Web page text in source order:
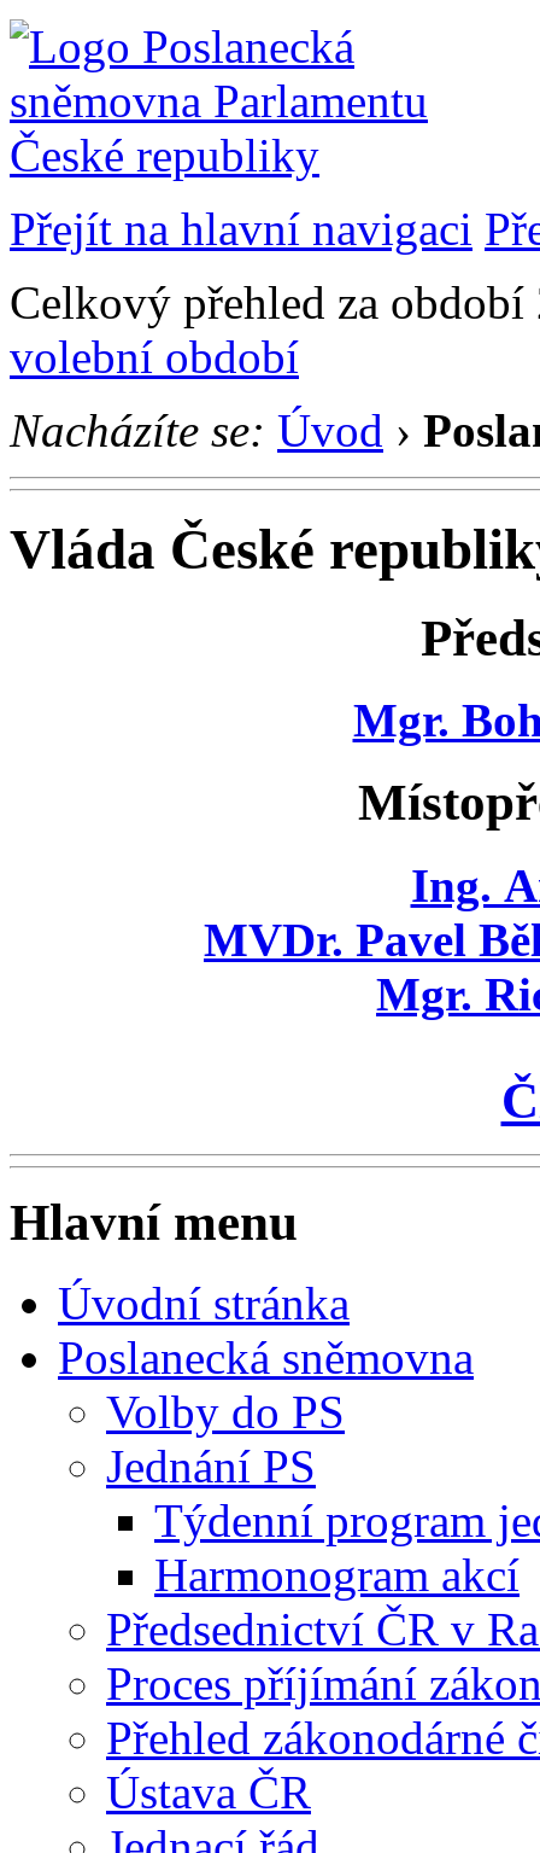
Přejít na hlavní navigaci
Celkový přehled za
volební období
Nacházíte se: Úvod ›
Vláda České
Mgr.
Ing.
MVDr. Pavel
Mgr.
Hlavní menu
Úvodní stránka
Poslanecká sněmovna
Volby do PS
Jednání PS
Týdenní program
Harmonogram akcí
Předsednictví ČR v
Proces příjímání
Přehled zákonodárné
Ústava ČR